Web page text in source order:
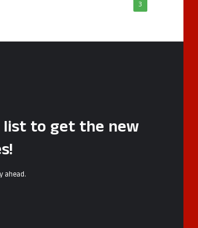
3
list to get the new
ahead.